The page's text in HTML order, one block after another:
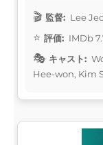
監督: Lee
評価: IMDb
キャスト:
Hee-won, Kim